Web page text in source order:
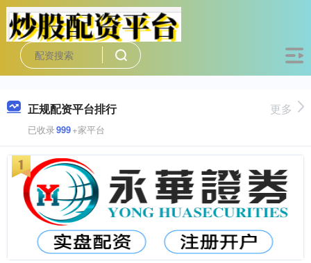
正规配资平台排行
已收录999+家平台
更多